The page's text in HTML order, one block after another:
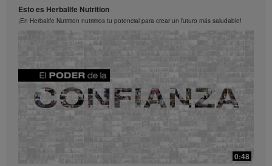
los Videos en cualquier momento.
39:14
¿Qué son y para qué sirven los antioxidantes?
¿Qué son y para qué sirven los antioxidantes?
Receta Té Lift - Video para redes sociales
Prueba esta refrescante receta con Liftoff.
Esto es Herbalife Nutrition
¡En Herbalife Nutrition nutrimos tu potencial para crear un futuro más saludable!
0:48